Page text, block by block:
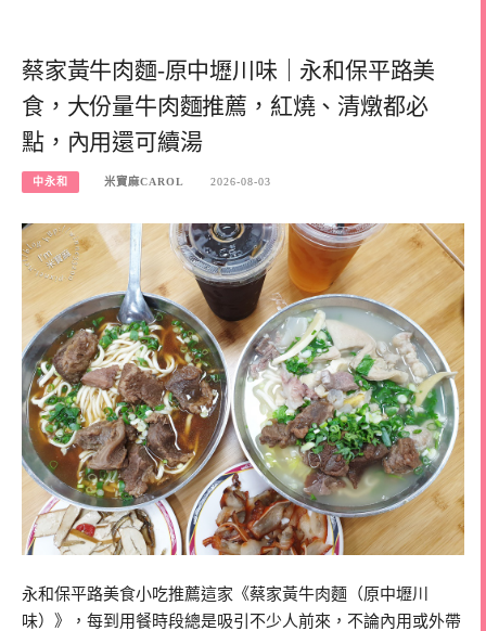
蔡家黃牛肉麵-原中壢川味｜永和保平路美
食，大份量牛肉麵推薦，紅燒、清燉都必
點，內用還可續湯
中永和 米寶麻CAROL 2026-08-03
永和保平路美食小吃推薦這家《蔡家黃牛肉麵（原中壢川
味）》，每到用餐時段總是吸引不少人前來，不論內用或外帶